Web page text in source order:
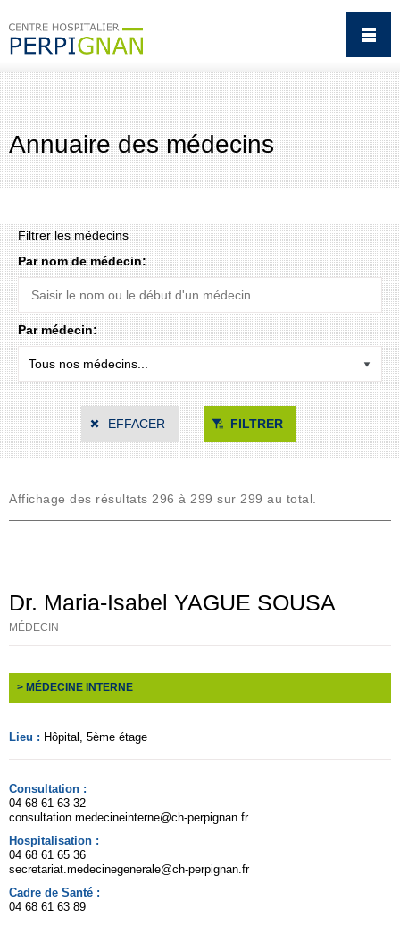
Annuaire des médecins
Filtrer les médecins
Par nom de médecin:
Par médecin:
EFFACER FILTRER
Affichage des résultats 296 à 299 sur 299 au total.
Dr. Maria-Isabel YAGUE SOUSA
MÉDECIN
> MÉDECINE INTERNE
Lieu : Hôpital , 5ème étage
Consultation :
04 68 61 63 32
consultation.medecineinterne@ch-perpignan.fr
Hospitalisation :
04 68 61 65 36
secretariat.medecinegenerale@ch-perpignan.fr
Cadre de Santé :
04 68 61 63 89